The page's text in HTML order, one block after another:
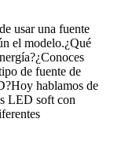
usar una fuente
el modelo.¿Qué
de fuente de
hablamos de
LED soft con